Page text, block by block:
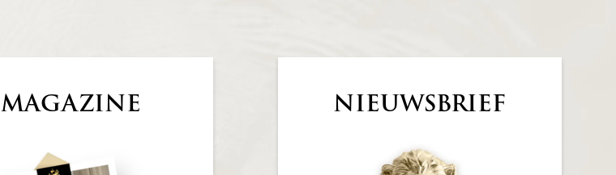
MAGAZINE NIEUWSBRIEF